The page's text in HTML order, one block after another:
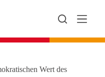
Wert des